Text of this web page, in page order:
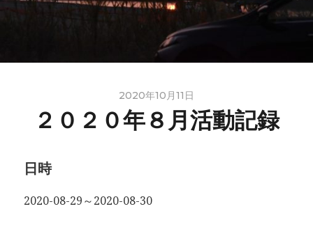
2020年10月11日
２０２０年８月活動記録
日時
2020-08-29～2020-08-30